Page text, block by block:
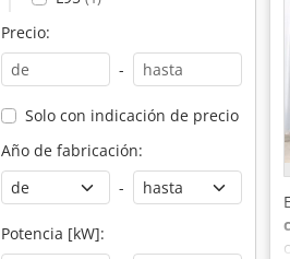
Precio:
-
Solo con indicación de precio
Año de fabricación:
-
Potencia [kW]: